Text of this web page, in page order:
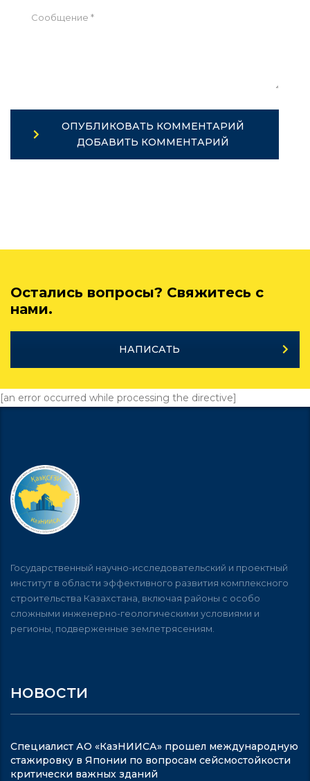
ОПУБЛИКОВАТЬ КОММЕНТАРИЙ
ДОБАВИТЬ КОММЕНТАРИЙ
Остались вопросы? Свяжитесь с
нами.
НАПИСАТЬ
[an error occurred while processing the directive]
Государственный научно-исследовательский и проектный
институт в области эффективного развития комплексного
строительства Казахстана, включая районы с особо
сложными инженерно-геологическими условиями и
регионы, подверженные землетрясениям.
новости
Специалист АО «КазНИИСА» прошел международную
стажировку в Японии по вопросам сейсмостойкости
критически важных зданий